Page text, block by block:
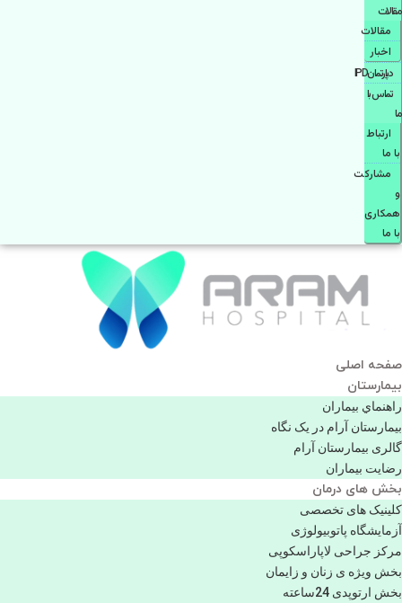
مقالات
مقالات
اخبار
دپارتمانIPD
تماس با
ما
ارتباط
با ما
مشاركت
و
همكاری
با ما
صفحه اصلی
بيمارستان
راهنماي بیماران
بیمارستان آرام در یک نگاه
گالری بیمارستان آرام
رضایت بیماران
بخش های درمان
کلینیک های تخصصی
آزمایشگاه پاتوبیولوژی
مرکز جراحی لاپاراسکوپی
بخش ویژه ی زنان و زایمان
بخش ارتوپدی 24ساعته